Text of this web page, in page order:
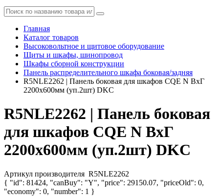
Главная
Каталог товаров
Высоковольтное и щитовое оборудование
Щиты и шкафы, шинопровод
Шкафы сборной конструкции
Панель распределительного шкафа боковая/задняя
R5NLE2262 | Панель боковая для шкафов CQE N ВхГ
2200х600мм (уп.2шт) DKC
R5NLE2262 | Панель боковая
для шкафов CQE N ВхГ
2200х600мм (уп.2шт) DKC
Артикул производителя R5NLE2262
{ "id": 81424, "canBuy": "Y", "price": 29150.07, "priceOld": 0,
"economy": 0, "number": 1 }